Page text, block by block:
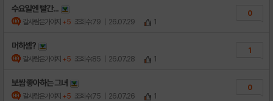
수요일엔 빨간...
갈사람은가야지 +5 조회수:79 | 26.07.29 1
0
머하셈?
갈사람은가야지 +5 조회수:85 | 26.07.28 1
1
보쌈 좋아하는 그녀
갈사람은가야지 +5 조회수:75 | 26.07.26 1
0